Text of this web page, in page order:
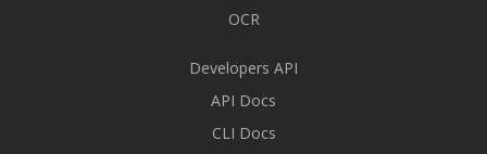
OCR
Developers API
API Docs
CLI Docs